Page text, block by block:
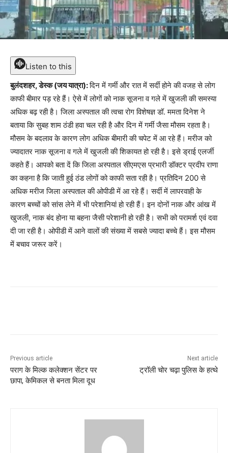
Listen to this
बुलंदशहर, डेस्क (जय यात्रा):दिन में गर्मी और रात में सर्दी होने की वजह से लोग
काफी बीमार पड़ रहे हैं। ऐसे में लोगों को नाक सूजना व गले में खुजली की समस्या
अधिक बढ़ रही है। जिला अस्पताल की त्वचा रोग विशेषज्ञ डॉ. ममता दिनेश ने
बताया कि सुबह शाम ठंडी हवा चल रही है और दिन में गर्मी जैसा मौसम रहता है।
मौसम के बदलाव के कारण लोग अधिक बीमारी की चपेट में आ रहे हैं। मरीज को
ज्यादातर नाक सूजना व गले में खुजली की शिकायत हो रही है। इसे ड्राई एलर्जी
कहते हैं। आपको बता दें कि जिला अस्पताल सीएमएस प्रभारी डॉक्टर प्रदीप राणा
का कहना है कि जाती हुई ठंड लोगों को काफी सता रही है। प्रतिदिन 200 से
अधिक मरीज जिला अस्पताल की ओपीडी में आ रहे हैं। सर्दी में लापरवाही के
कारण बच्चों को सांस लेने में भी परेशानियां हो रही हैं। इन दोनों नाक और आंख में
खुजली, नाक बंद होना या बहना जैसी परेशानी हो रही है। सभी को परामर्श एवं दवा
दी जा रही है। ओपीडी में आने वालों की संख्या में सबसे ज्यादा बच्चे हैं। इस मौसम
में बचाव जरूर करें।
Previous article
पराग के मिल्क कलेक्शन सेंटर पर
छापा, केमिकल से बनता मिला दूध
Next article
ट्रॉली चोर चढ़ा पुलिस के हत्थे